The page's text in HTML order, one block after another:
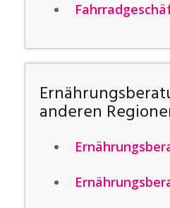
anderen